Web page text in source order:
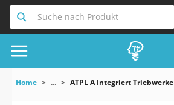
Suche nach Produkt
Home ... ATPL A Integriert Triebwerke